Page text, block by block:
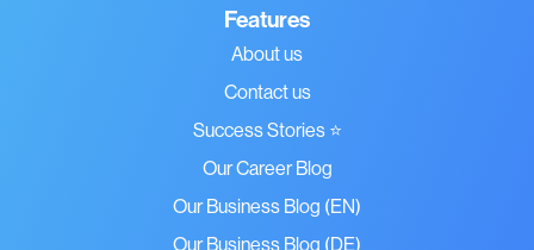
Features
About us
Contact us
Success Stories ⭐
Our Career Blog
Our Business Blog (EN)
Our Business Blog (DE)